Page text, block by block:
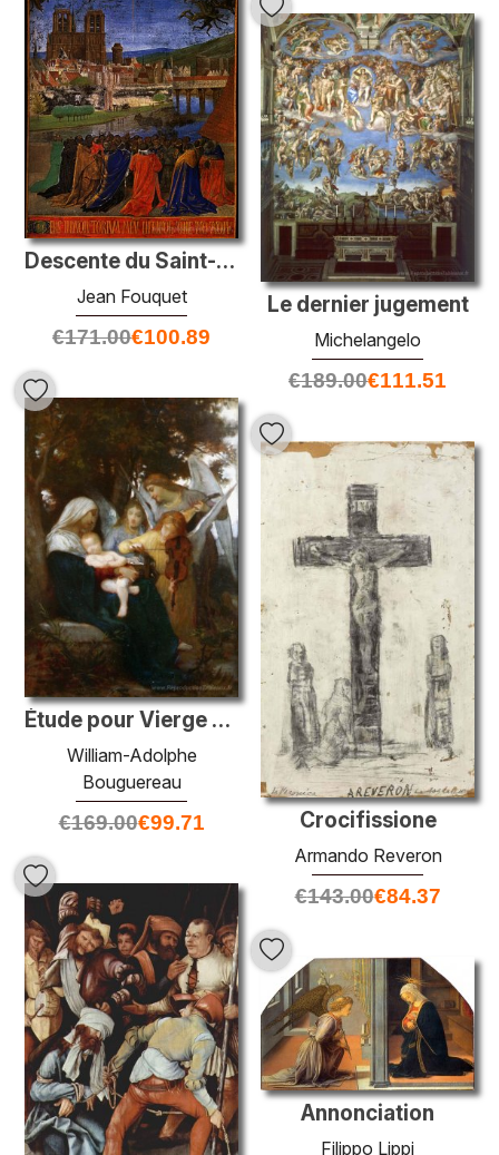
Descente du Saint-Esprit sur les fidèles
Jean Fouquet
€171.00€100.89
Le dernier jugement
Michelangelo
€189.00€111.51
Étude pour Vierge aux anges
William-Adolphe
Bouguereau
€169.00€99.71 Crocifissione
Armando Reveron
€143.00€84.37
Annonciation
Filippo Lippi